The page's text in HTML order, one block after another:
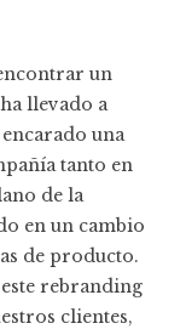
un
llevado a
encarado una
tanto en
de la
en un cambio
de producto.
rebranding
clientes,